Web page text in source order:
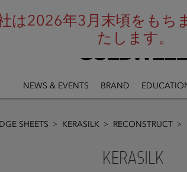
NEWS & EVENTS BRAND
は2026年3月末頃をもち
たします。
SHEETS KERASILK RECONSTRUCT
KERASILK